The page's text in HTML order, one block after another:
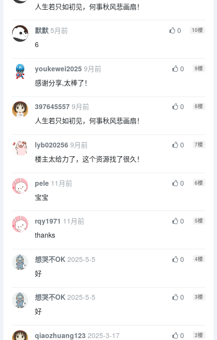
人生若只如初见，何事秋风悲画扇！
默默 5月前 0 10楼
6
youkewei2025 9月前 0 9楼
感谢分享,太棒了！
397645557 9月前 0 8楼
人生若只如初见，何事秋风悲画扇！
lyb020256 9月前 0 7楼
楼主太给力了，这个资源找了很久！
pele 11月前 0 6楼
宝宝
rqy1971 11月前 0 5楼
thanks
想哭不OK 2025-5-5 0 4楼
好
想哭不OK 2025-5-5 0 3楼
好
qiaozhuang123 2025-3-17 0 2楼